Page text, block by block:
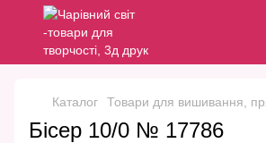
Каталог Товари для вишивання,
Бісер 10/0 № 17786